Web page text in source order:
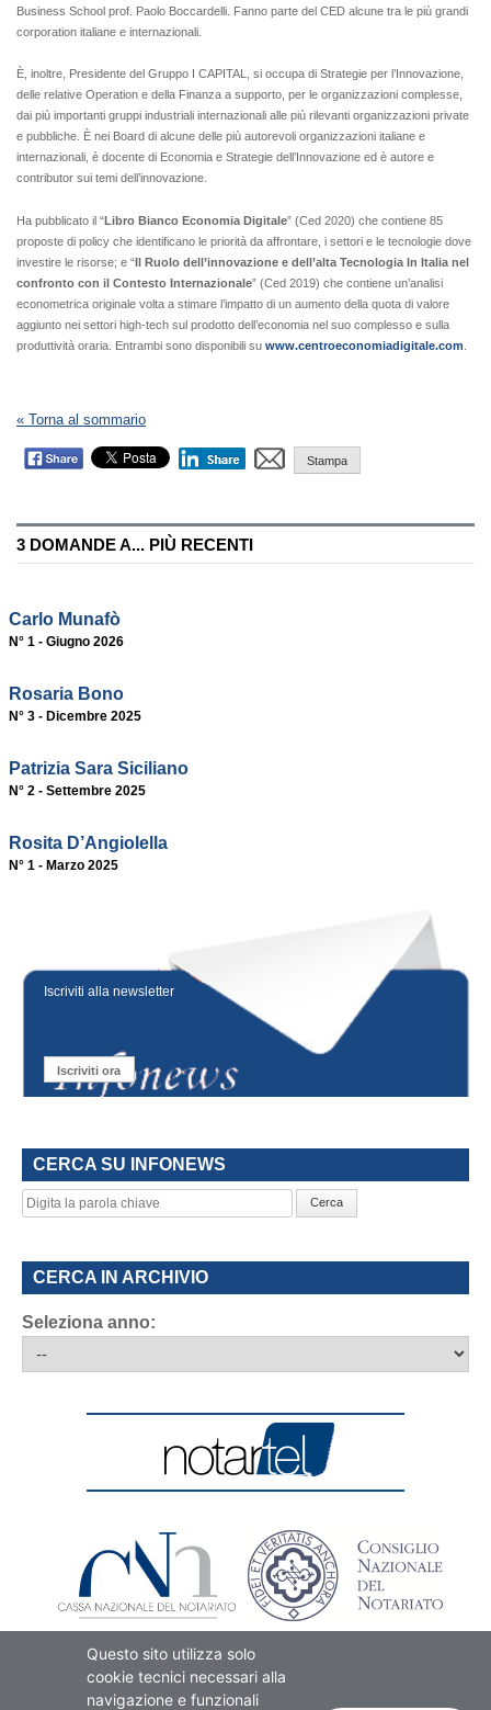
Business School prof. Paolo Boccardelli. Fanno parte del CED alcune tra le più grandi
corporation italiane e internazionali.
È, inoltre, Presidente del Gruppo I CAPITAL, si occupa di Strategie per l’Innovazione,
delle relative Operation e della Finanza a supporto, per le organizzazioni complesse,
dai più importanti gruppi industriali internazionali alle più rilevanti organizzazioni private
e pubbliche. È nei Board di alcune delle più autorevoli organizzazioni italiane e
internazionali, è docente di Economia e Strategie dell’Innovazione ed è autore e
contributor sui temi dell’innovazione.
Ha pubblicato il “Libro Bianco Economia Digitale” (Ced 2020) che contiene 85
proposte di policy che identificano le priorità da affrontare, i settori e le tecnologie dove
investire le risorse; e “Il Ruolo dell’innovazione e dell’alta Tecnologia In Italia nel
confronto con il Contesto Internazionale” (Ced 2019) che contiene un’analisi
econometrica originale volta a stimare l’impatto di un aumento della quota di valore
aggiunto nei settori high-tech sul prodotto dell’economia nel suo complesso e sulla
produttività oraria. Entrambi sono disponibili su www.centroeconomiadigitale.com
« Torna al sommario
Stampa
3 DOMANDE A... PIÙ RECENTI
Carlo Munafò
N° 1 - Giugno 2026
Rosaria Bono
N° 3 - Dicembre 2025
Patrizia Sara Siciliano
N° 2 - Settembre 2025
Rosita D’Angiolella
N° 1 - Marzo 2025
Iscriviti alla newsletter
Iscriviti ora
CERCA SU INFONEWS
Cerca
CERCA IN ARCHIVIO
Seleziona anno:
Questo sito utilizza solo
cookie tecnici necessari alla
navigazione e funzionali